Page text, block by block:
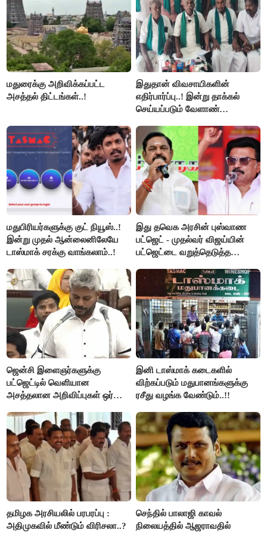
மதுரைக்கு அறிவிக்கப்பட்ட
அசத்தல் திட்டங்கள்..!
இதுதான் விவசாயிகளின்
எதிர்பார்ப்பு..! இன்று தாக்கல்
செய்யப்படும் வேளாண்
கோரிக்கை!
மதுபிரியர்களுக்கு குட் நியூஸ்..!
இன்று முதல் ஆன்லைனிலேயே
டாஸ்மாக் சரக்கு வாங்கலாம்..!
இது தவெக அரசின் புஸ்வாண
பட்ஜெட் - முதல்வர் விஜய்யின்
பட்ஜெட்டை வறுத்தெடுத்த
ஜென்சி இளைஞர்களுக்கு
பட்ஜெட்டில் வெளியான
அசத்தலான அறிவிப்புகள் ஒர்
இனி டாஸ்மாக் கடைகளில்
விற்கப்படும் மதுபானங்களுக்கு
ரசீது வழங்க வேண்டும்..!!
தமிழக அரசியலில் பரபரப்பு :
அதிமுகவில் மீண்டும் விரிசலா..?
செந்தில் பாலாஜி காவல்
நிலையத்தில் ஆஜராவதில்